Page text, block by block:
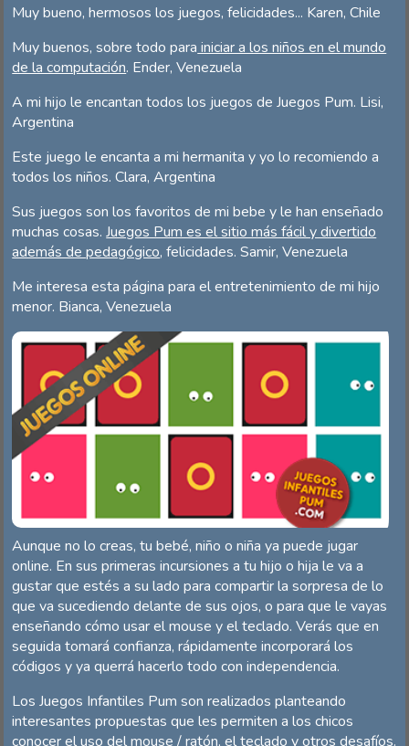
Muy bueno, hermosos los juegos, felicidades... Karen, Chile
Muy buenos, sobre todo para iniciar a los niños en el mundo
de la computación. Ender, Venezuela
A mi hijo le encantan todos los juegos de Juegos Pum. Lisi,
Argentina
Este juego le encanta a mi hermanita y yo lo recomiendo a
todos los niños. Clara, Argentina
Sus juegos son los favoritos de mi bebe y le han enseñado
muchas cosas.Juegos Pum es el sitio más fácil y divertido
además de pedagógico, felicidades. Samir, Venezuela
Me interesa esta página para el entretenimiento de mi hijo
menor. Bianca, Venezuela
Aunque no lo creas, tu bebé, niño o niña ya puede jugar
online. En sus primeras incursiones a tu hijo o hija le va a
gustar que estés a su lado para compartir la sorpresa de lo
que va sucediendo delante de sus ojos, o para que le vayas
enseñando cómo usar el mouse y el teclado. Verás que en
seguida tomará confianza, rápidamente incorporará los
códigos y ya querrá hacerlo todo con independencia.
Los Juegos Infantiles Pum son realizados planteando
interesantes propuestas que les permiten a los chicos
conocer el uso del mouse / ratón, el teclado y otros desafíos.